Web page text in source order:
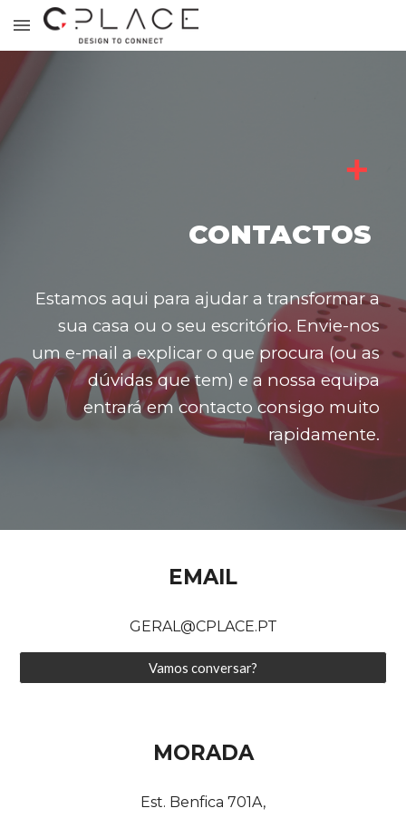
Skip to main content
+
CONTACTOS
Estamos aqui para ajudar a transformar a
sua casa ou o seu escritório. Envie-nos
um e-mail a explicar o que procura (ou as
dúvidas que tem) e a nossa equipa
entrará em contacto consigo muito
rapidamente.
EMAIL
GERAL@CPLACE.PT
Vamos conversar?
MORADA
Est. Benfica 701A,